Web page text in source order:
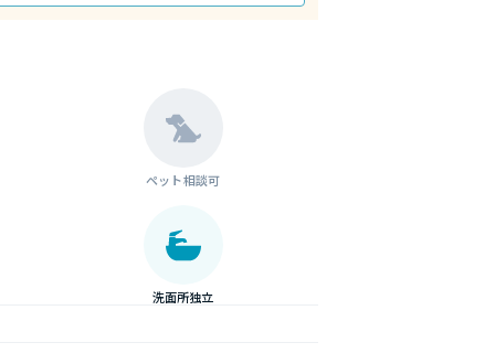
ペット相談可
洗面所独立